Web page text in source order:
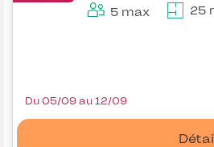
5 max 25
Du 05/09 au 12/09